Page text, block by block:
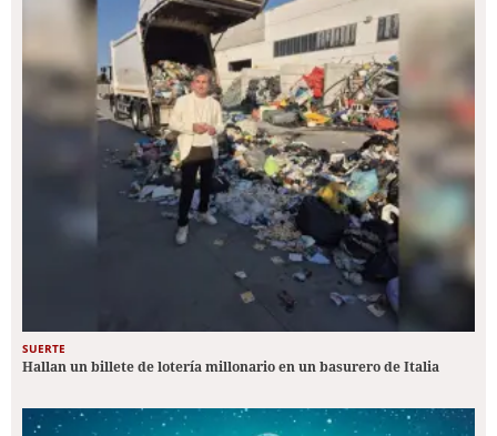
SUERTE
Hallan un billete de lotería millonario en un basurero de Italia